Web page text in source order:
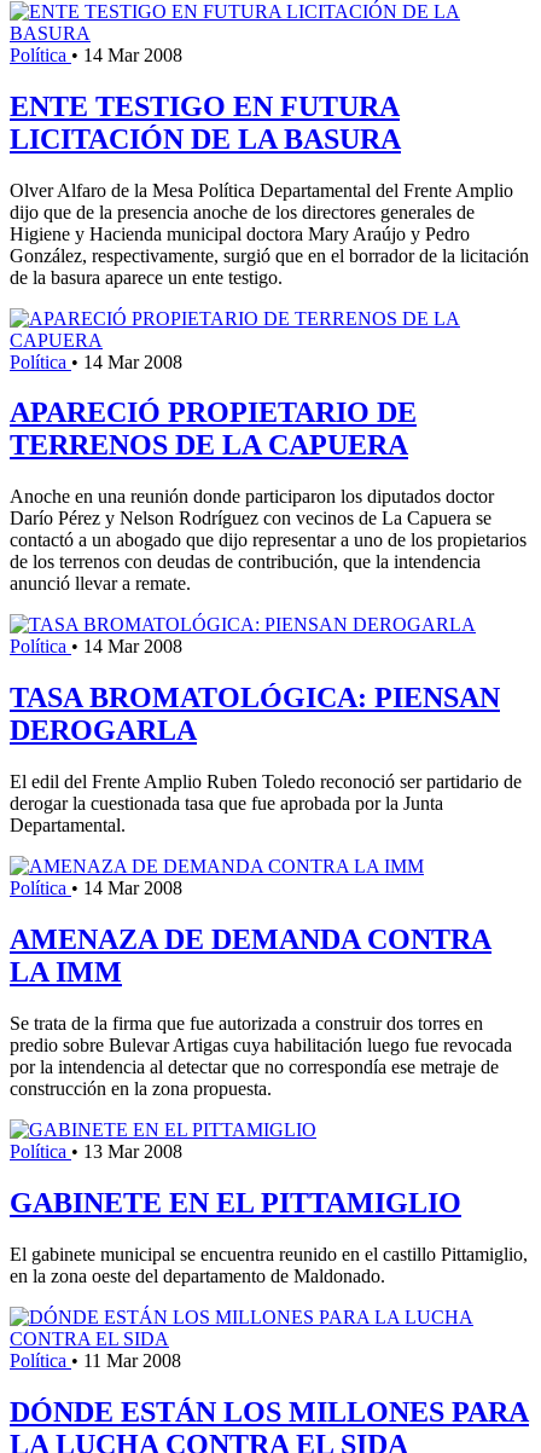
Política • 14 Mar 2008
ENTE TESTIGO EN FUTURA
LICITACIÓN DE LA BASURA
Olver Alfaro de la Mesa Política Departamental del Frente Amplio
dijo que de la presencia anoche de los directores generales de
Higiene y Hacienda municipal doctora Mary Araújo y Pedro
González, respectivamente, surgió que en el borrador de la licitación
de la basura aparece un ente testigo.
Política • 14 Mar 2008
APARECIÓ PROPIETARIO DE
TERRENOS DE LA CAPUERA
Anoche en una reunión donde participaron los diputados doctor
Darío Pérez y Nelson Rodríguez con vecinos de La Capuera se
contactó a un abogado que dijo representar a uno de los propietarios
de los terrenos con deudas de contribución, que la intendencia
anunció llevar a remate.
Política • 14 Mar 2008
TASA BROMATOLÓGICA: PIENSAN
DEROGARLA
El edil del Frente Amplio Ruben Toledo reconoció ser partidario de
derogar la cuestionada tasa que fue aprobada por la Junta
Departamental.
Política • 14 Mar 2008
AMENAZA DE DEMANDA CONTRA
LA IMM
Se trata de la firma que fue autorizada a construir dos torres en
predio sobre Bulevar Artigas cuya habilitación luego fue revocada
por la intendencia al detectar que no correspondía ese metraje de
construcción en la zona propuesta.
Política • 13 Mar 2008
GABINETE EN EL PITTAMIGLIO
El gabinete municipal se encuentra reunido en el castillo Pittamiglio,
en la zona oeste del departamento de Maldonado.
Política • 11 Mar 2008
DÓNDE ESTÁN LOS MILLONES PARA
LA LUCHA CONTRA EL SIDA